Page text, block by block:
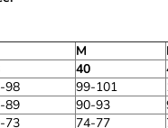
M
40
98 99-101
89 90-93
73 74-77